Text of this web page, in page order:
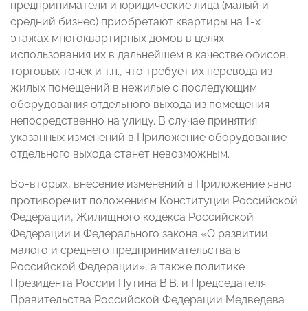
предприниматели и юридические лица (малый и
средний бизнес) приобретают квартиры на 1-х
этажах многоквартирных домов в целях
использования их в дальнейшем в качестве офисов,
торговых точек и т.п., что требует их перевода из
жилых помещений в нежилые с последующим
оборудования отдельного выхода из помещения
непосредственно на улицу. В случае принятия
указанных изменений в Приложение оборудование
отдельного выхода станет невозможным.
Во-вторых, внесение изменений в Приложение явно
противоречит положениям Конституции Российской
Федерации, Жилищного кодекса Российской
Федерации и Федерального закона «О развитии
малого и среднего предпринимательства в
Российской Федерации», а также политике
Президента России Путина В.В. и Председателя
Правительства Российской Федерации Медведева